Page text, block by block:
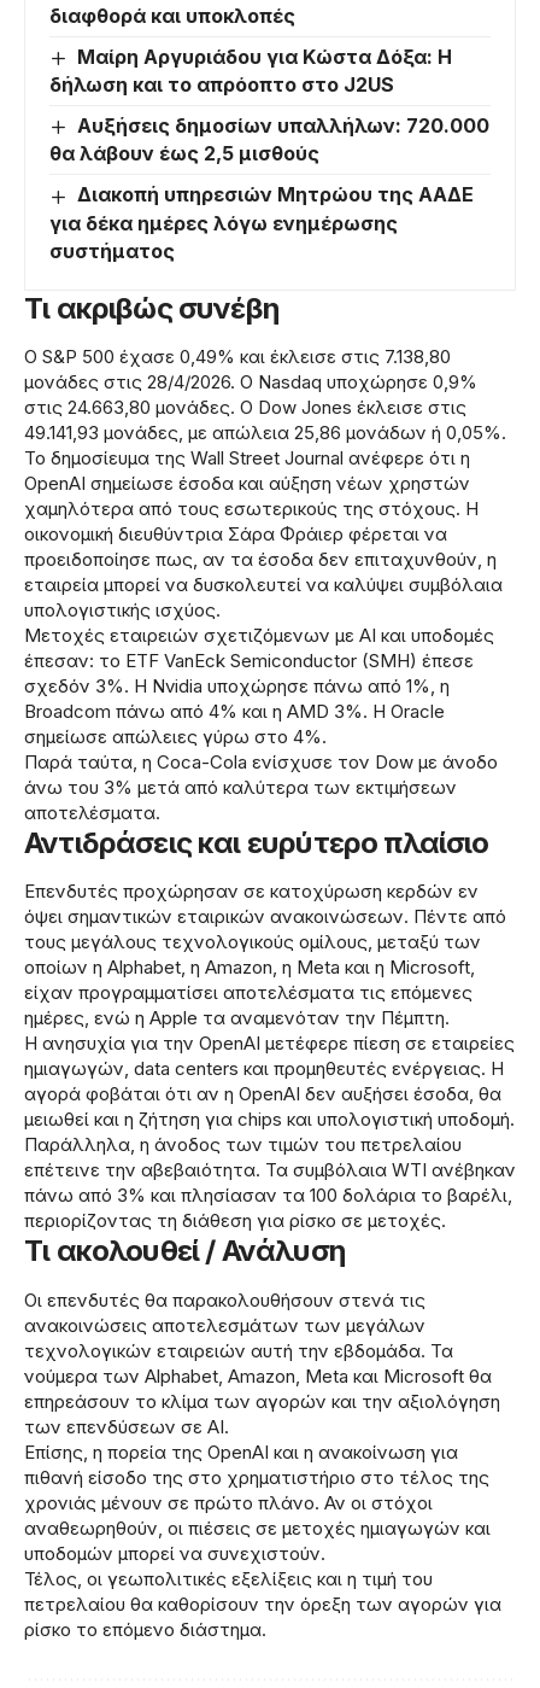
διαφθορά και υποκλοπές
Μαίρη Αργυριάδου για Κώστα Δόξα: Η
δήλωση και το απρόοπτο στο J2US
Αυξήσεις δημοσίων υπαλλήλων: 720.000
θα λάβουν έως 2,5 μισθούς
Διακοπή υπηρεσιών Μητρώου της ΑΑΔΕ
για δέκα ημέρες λόγω ενημέρωσης
συστήματος
Τι ακριβώς συνέβη
Ο S&P 500 έχασε 0,49% και έκλεισε στις 7.138,80
μονάδες στις 28/4/2026. Ο Nasdaq υποχώρησε 0,9%
στις 24.663,80 μονάδες. Ο Dow Jones έκλεισε στις
49.141,93 μονάδες, με απώλεια 25,86 μονάδων ή 0,05%.
Το δημοσίευμα της Wall Street Journal ανέφερε ότι η
OpenAI σημείωσε έσοδα και αύξηση νέων χρηστών
χαμηλότερα από τους εσωτερικούς της στόχους. Η
οικονομική διευθύντρια Σάρα Φράιερ φέρεται να
προειδοποίησε πως, αν τα έσοδα δεν επιταχυνθούν, η
εταιρεία μπορεί να δυσκολευτεί να καλύψει συμβόλαια
υπολογιστικής ισχύος.
Μετοχές εταιρειών σχετιζόμενων με AI και υποδομές
έπεσαν: το ETF VanEck Semiconductor (SMH) έπεσε
σχεδόν 3%. Η Nvidia υποχώρησε πάνω από 1%, η
Broadcom πάνω από 4% και η AMD 3%. Η Oracle
σημείωσε απώλειες γύρω στο 4%.
Παρά ταύτα, η Coca-Cola ενίσχυσε τον Dow με άνοδο
άνω του 3% μετά από καλύτερα των εκτιμήσεων
αποτελέσματα.
Αντιδράσεις και ευρύτερο πλαίσιο
Επενδυτές προχώρησαν σε κατοχύρωση κερδών εν
όψει σημαντικών εταιρικών ανακοινώσεων. Πέντε από
τους μεγάλους τεχνολογικούς ομίλους, μεταξύ των
οποίων η Alphabet, η Amazon, η Meta και η Microsoft,
είχαν προγραμματίσει αποτελέσματα τις επόμενες
ημέρες, ενώ η Apple τα αναμενόταν την Πέμπτη.
Η ανησυχία για την OpenAI μετέφερε πίεση σε εταιρείες
ημιαγωγών, data centers και προμηθευτές ενέργειας. Η
αγορά φοβάται ότι αν η OpenAI δεν αυξήσει έσοδα, θα
μειωθεί και η ζήτηση για chips και υπολογιστική υποδομή.
Παράλληλα, η άνοδος των τιμών του πετρελαίου
επέτεινε την αβεβαιότητα. Τα συμβόλαια WTI ανέβηκαν
πάνω από 3% και πλησίασαν τα 100 δολάρια το βαρέλι,
περιορίζοντας τη διάθεση για ρίσκο σε μετοχές.
Τι ακολουθεί / Ανάλυση
Οι επενδυτές θα παρακολουθήσουν στενά τις
ανακοινώσεις αποτελεσμάτων των μεγάλων
τεχνολογικών εταιρειών αυτή την εβδομάδα. Τα
νούμερα των Alphabet, Amazon, Meta και Microsoft θα
επηρεάσουν το κλίμα των αγορών και την αξιολόγηση
των επενδύσεων σε AI.
Επίσης, η πορεία της OpenAI και η ανακοίνωση για
πιθανή είσοδο της στο χρηματιστήριο στο τέλος της
χρονιάς μένουν σε πρώτο πλάνο. Αν οι στόχοι
αναθεωρηθούν, οι πιέσεις σε μετοχές ημιαγωγών και
υποδομών μπορεί να συνεχιστούν.
Τέλος, οι γεωπολιτικές εξελίξεις και η τιμή του
πετρελαίου θα καθορίσουν την όρεξη των αγορών για
ρίσκο το επόμενο διάστημα.